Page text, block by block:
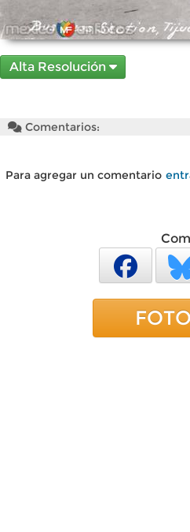
Alta Resolución
Comentarios:
Para agregar un comentario